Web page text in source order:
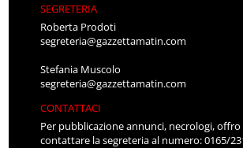
SEGRETERIA
Roberta Prodoti
segreteria@gazzettamatin.com
Stefania Muscolo
segreteria@gazzettamatin.com
CONTATTACI
Per pubblicazione annunci, necrologi,
contattare la segreteria al numero: 0165/